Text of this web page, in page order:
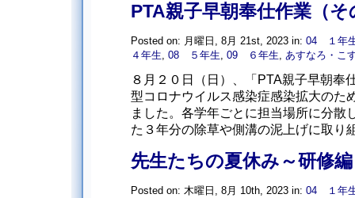
PTA親子早朝奉仕作業（そ
Posted on: 月曜日, 8月 21st, 2023 in: 04 １年
４年生, 08 ５年生, 09 ６年生, あすなろ・こ
８月２０日（日）、「PTA親子早朝奉
型コロナウイルス感染症感染拡大のた
ました。各学年ごとに担当場所に分散
た３年分の除草や側溝の泥上げに取り
先生たちの夏休み～研修
Posted on: 木曜日, 8月 10th, 2023 in: 04 １年